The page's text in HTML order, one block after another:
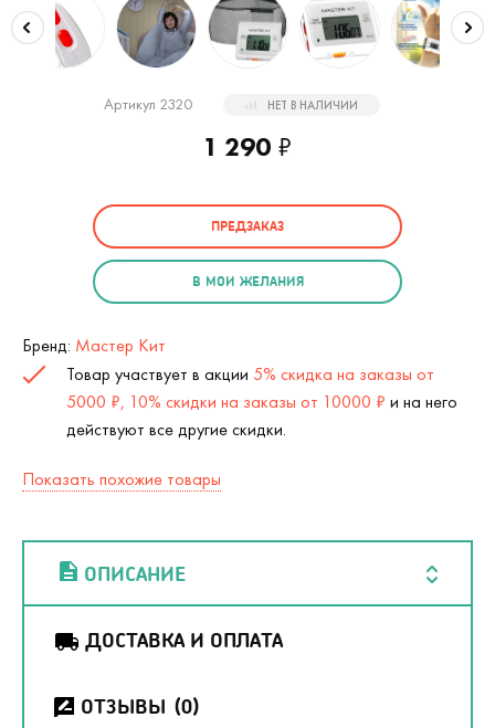
Артикул 2320 НЕТ В НАЛИЧИИ
1 290 ₽
ПРЕДЗАКАЗ
В МОИ ЖЕЛАНИЯ
Бренд: Мастер Кит
Товар участвует в акции 5% скидка на заказы от
5000 ₽, 10% скидки на заказы от 10000 ₽ и на него
действуют все другие скидки.
Показать похожие товары
ОПИСАНИЕ
ДОСТАВКА И ОПЛАТА
ОТЗЫВЫ (0)